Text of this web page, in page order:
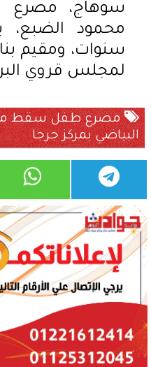
سوهاج، مصرع
سنوات، ومقيم
لمجلس قروي
مصرع طفل سقط من
البياضي بمركز جرجا